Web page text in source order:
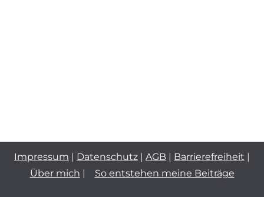
Impressum | Datenschutz | AGB | Barrierefreiheit |
Über mich | So entstehen meine Beiträge